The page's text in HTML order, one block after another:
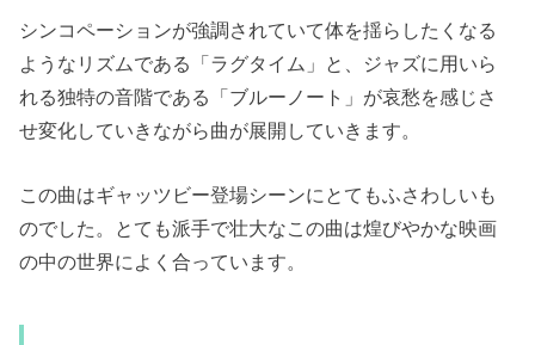
シンコペーションが強調されていて体を揺らしたくなる
ようなリズムである「ラグタイム」と、ジャズに用いら
れる独特の音階である「ブルーノート」が哀愁を感じさ
せ変化していきながら曲が展開していきます。
この曲はギャッツビー登場シーンにとてもふさわしいも
のでした。とても派手で壮大なこの曲は煌びやかな映画
の中の世界によく合っています。